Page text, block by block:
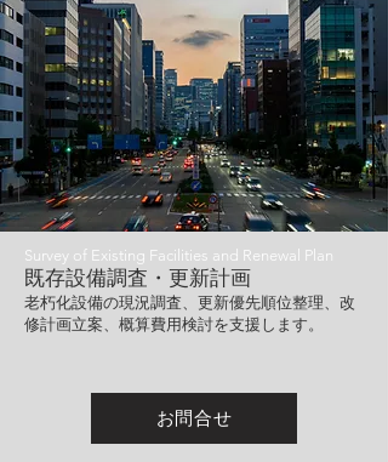
Survey of Existing Facilities and Renewal Plan
既存設備調査・更新計画
老朽化設備の現況調査、更新優先順位整理、改
修計画立案、概算費用検討を支援します。
お問合せ